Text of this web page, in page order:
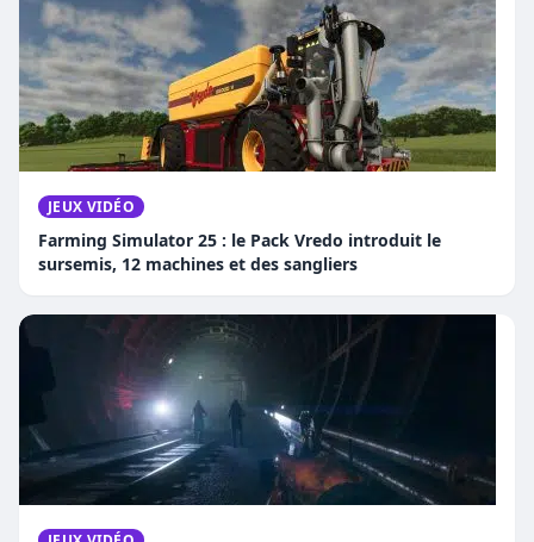
JEUX VIDÉO
Farming Simulator 25 : le Pack Vredo introduit le
sursemis, 12 machines et des sangliers